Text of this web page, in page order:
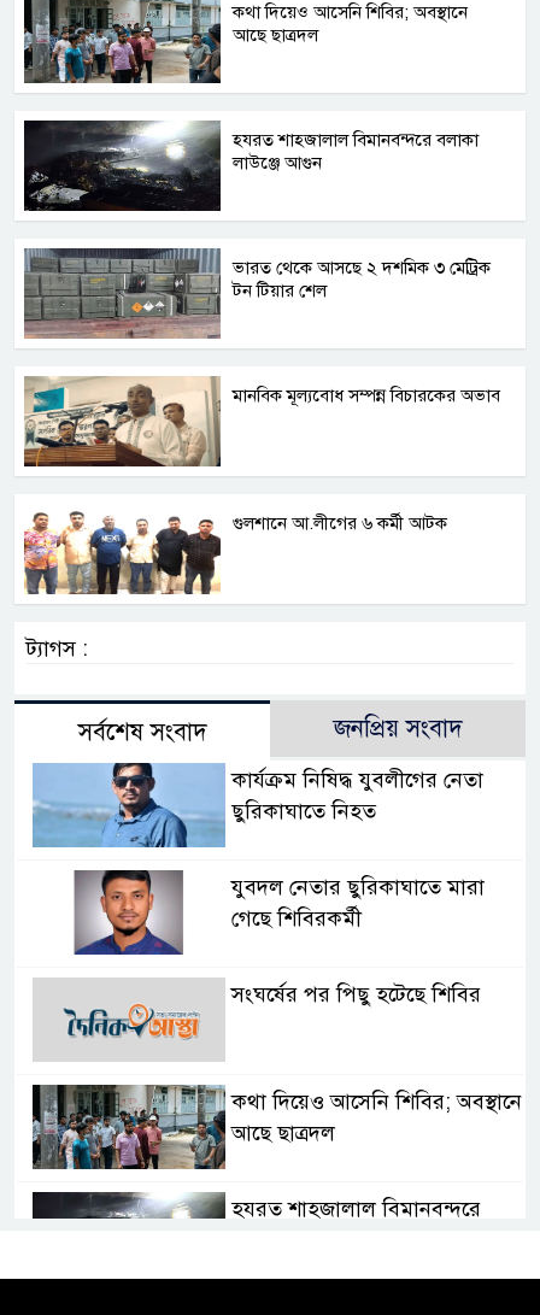
কথা দিয়েও আসেনি শিবির; অবস্থানে
আছে ছাত্রদল
হযরত শাহজালাল বিমানবন্দরে বলাকা
লাউঞ্জে আগুন
ভারত থেকে আসছে ২ দশমিক ৩ মেট্রিক
টন টিয়ার শেল
মানবিক মূল্যবোধ সম্পন্ন বিচারকের অভাব
গুলশানে আ.লীগের ৬ কর্মী আটক
ট্যাগস :
সর্বশেষ সংবাদ জনপ্রিয় সংবাদ
কার্যক্রম নিষিদ্ধ যুবলীগের নেতা
ছুরিকাঘাতে নিহত
যুবদল নেতার ছুরিকাঘাতে মারা
গেছে শিবিরকর্মী
সংঘর্ষের পর পিছু হটেছে শিবির
কথা দিয়েও আসেনি শিবির; অবস্থানে
আছে ছাত্রদল
হযরত শাহজালাল বিমানবন্দরে